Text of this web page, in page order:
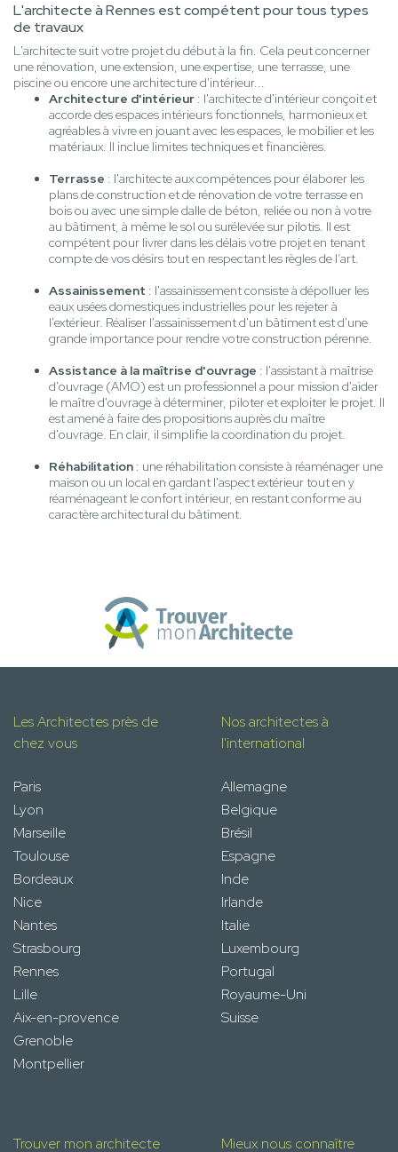
L'architecte à Rennes est compétent pour tous types
de travaux
L'architecte suit votre projet du début à la fin. Cela peut concerner
une rénovation, une extension, une expertise, une terrasse, une
piscine ou encore une architecture d'intérieur...
Architecture d'intérieur : l'architecte d'intérieur conçoit et
accorde des espaces intérieurs fonctionnels, harmonieux et
agréables à vivre en jouant avec les espaces, le mobilier et les
matériaux. Il inclue limites techniques et financières.
Terrasse : l'architecte aux compétences pour élaborer les
plans de construction et de rénovation de votre terrasse en
bois ou avec une simple dalle de béton, reliée ou non à votre
au bâtiment, à même le sol ou surélevée sur pilotis. Il est
compétent pour livrer dans les délais votre projet en tenant
compte de vos désirs tout en respectant les règles de l’art.
Assainissement : l'assainissement consiste à dépolluer les
eaux usées domestiques industrielles pour les rejeter à
l'extérieur. Réaliser l'assainissement d'un bâtiment est d'une
grande importance pour rendre votre construction pérenne.
Assistance à la maîtrise d'ouvrage : l'assistant à maîtrise
d'ouvrage (AMO) est un professionnel a pour mission d'aider
le maître d'ouvrage à déterminer, piloter et exploiter le projet. Il
est amené à faire des propositions auprès du maître
d'ouvrage. En clair, il simplifie la coordination du projet.
Réhabilitation : une réhabilitation consiste à réaménager une
maison ou un local en gardant l'aspect extérieur tout en y
réaménageant le confort intérieur, en restant conforme au
caractère architectural du bâtiment.
Les Architectes près de
chez vous
Paris
Lyon
Marseille
Toulouse
Bordeaux
Nice
Nantes
Strasbourg
Rennes
Lille
Aix-en-provence
Grenoble
Montpellier
Nos architectes à
l'international
Allemagne
Belgique
Brésil
Espagne
Inde
Irlande
Italie
Luxembourg
Portugal
Royaume-Uni
Suisse
Trouver mon architecte Mieux nous connaître